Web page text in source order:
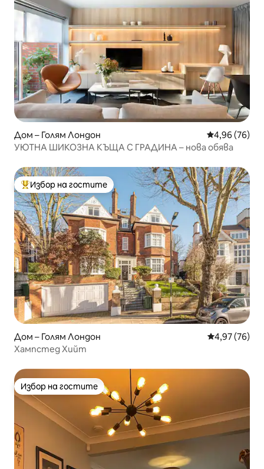
Дом – Голям Лондон Средна
4,96 (76)
УЮТНА ШИКОЗНА КЪЩА С ГРАДИНА – нова обява
Най-популярен избор на гостите
Избор на гостите
Дом – Голям Лондон Средна
4,97 (76)
Хампстед Хийт
Избор на гостите
Избор на гостите